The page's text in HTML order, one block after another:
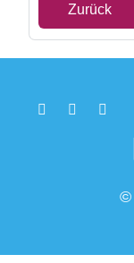
Zurück
©